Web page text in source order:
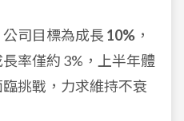
公司目標為成長 10% ，
率僅約 3%，上半年體
挑戰，力求維持不衰